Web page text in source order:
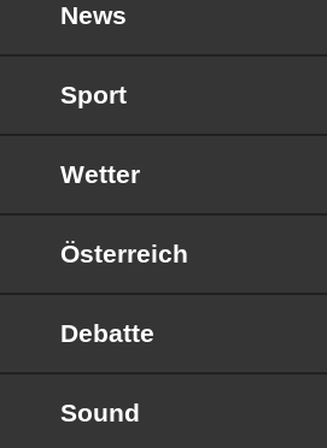
News
Sport
Wetter
Österreich
Debatte
Sound